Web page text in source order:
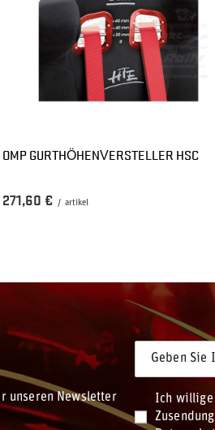
OMP GURTHÖHENVERSTELLER HSC
271,60 € / artikel
unseren Newsletter
Geben Sie
Ich willige